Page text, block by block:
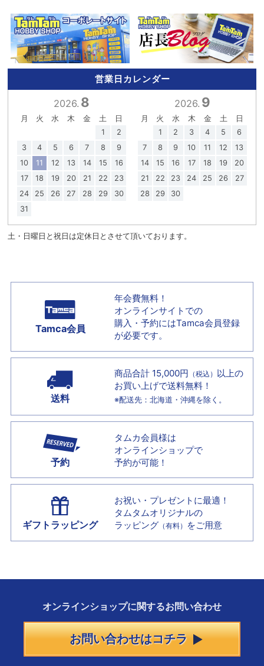
営業日カレンダー
2026. 8
月 火 水 木 金 土
日
1
2
3
4 5 6 7 8
9
10
11 12 13 14 15
16
17
18 19 20 21 22
23
24
25 26 27 28 29
30
31
2026. 9
月 火 水 木 金 土
日
1
2 3 4 5
6
7
8 9 10 11 12
13
14
15 16 17 18 19
20
21
22 23 24 25 26
27
28
29 30
土・日曜日と祝日は定休日とさせて頂いております。
Tamca会員
年会費無料！
オンラインサイトでの
購入・予約にはTamca会員登録
が必要です。
送料
商品合計 15,000円 （税込） 以上の
お買い上げで送料無料！
※配送先：北海道・沖縄を除く。
予約
タムカ会員様は
オンラインショップで
予約が可能！
ギフトラッピング
お祝い・プレゼントに最適！
タムタムオリジナルの
ラッピング （有料） をご用意
オンラインショップに関するお問い合わせ
お問い合わせはコチラ